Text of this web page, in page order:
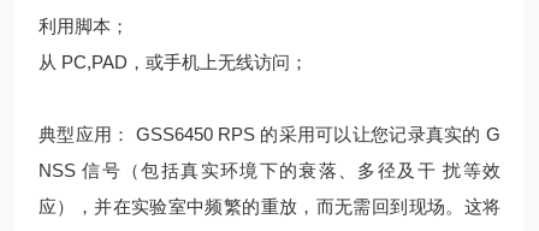
利用脚本；
从 PC,PAD，或手机上无线访问；
典型应用： GSS6450 RPS 的采用可以让您记录真实的 G
NSS 信号（包括真实环境下的衰落、多径及干 扰等效
应），并在实验室中频繁的重放，而无需回到现场。这将